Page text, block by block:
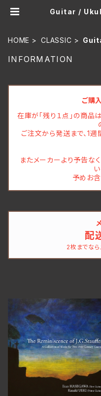
Guitar /
HOME CLASSIC
INFORMATION
ご購
在庫が「残り１点」の商品
ご注文から発送まで、1
またメーカーより予告な
予めお含
配
2枚までな